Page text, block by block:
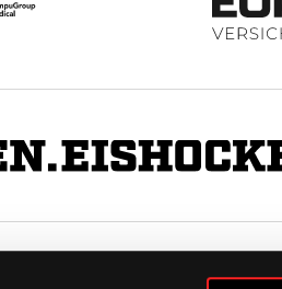
BUSINESS